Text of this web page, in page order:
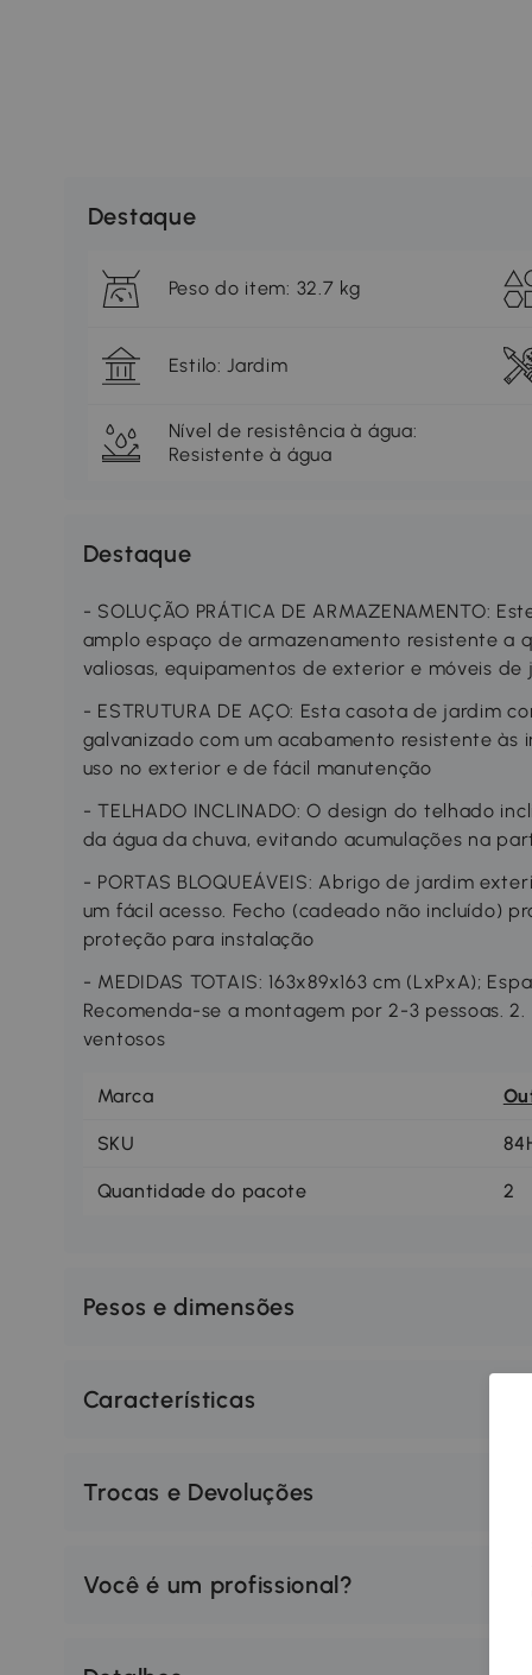
Destaque
Peso do item: 32.7 kg
Estilo: Jardim
Nível de resistência à água:
Resistente à água
Destaque
- SOLUÇÃO PRÁTICA DE ARMAZENAMENTO:
amplo espaço de armazenamento resistente a
valiosas, equipamentos de exterior e móveis de
- ESTRUTURA DE AÇO: Esta casota de jardim
galvanizado com um acabamento resistente às
uso no exterior e de fácil manutenção
- TELHADO INCLINADO: O design do telhado
da água da chuva, evitando acumulações na
- PORTAS BLOQUEÁVEIS: Abrigo de jardim
um fácil acesso. Fecho (cadeado não incluído)
proteção para instalação
- MEDIDAS TOTAIS: 163x89x163 cm (LxPxA);
Recomenda-se a montagem por 2-3 pessoas.
ventosos
Marca
SKU
Quantidade do pacote 2
Pesos e dimensões
Características
Trocas e Devoluções
Você é um profissional?